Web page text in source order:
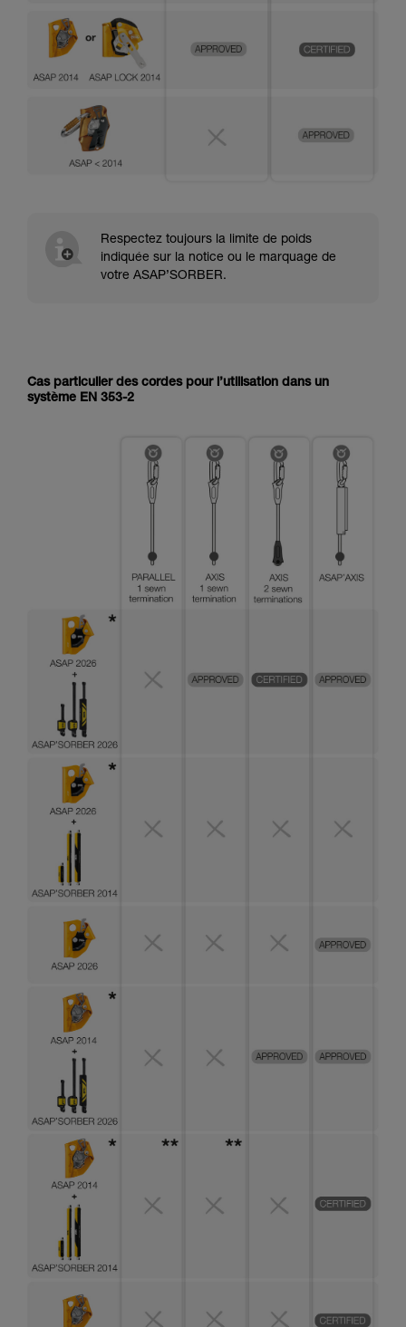
Respectez toujours la limite de poids
indiquée sur la notice ou le marquage de
votre ASAP’SORBER.
Cas particulier des cordes pour l’utilisation dans un
système EN 353-2